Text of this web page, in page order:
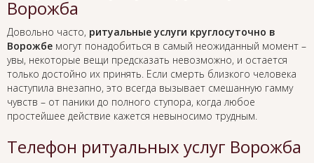
Ворожба
Довольно часто, ритуальные услуги круглосуточно в
Ворожбе могут понадобиться в самый неожиданный момент –
увы, некоторые вещи предсказать невозможно, и остается
только достойно их принять. Если смерть близкого человека
наступила внезапно, это всегда вызывает смешанную гамму
чувств – от паники до полного ступора, когда любое
простейшее действие кажется невыносимо трудным.
Телефон ритуальных услуг Ворожба